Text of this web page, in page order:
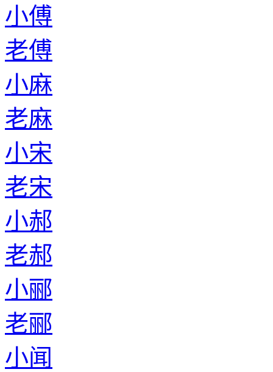
小傅
老傅
小麻
老麻
小宋
老宋
小郝
老郝
小郦
老郦
小闻